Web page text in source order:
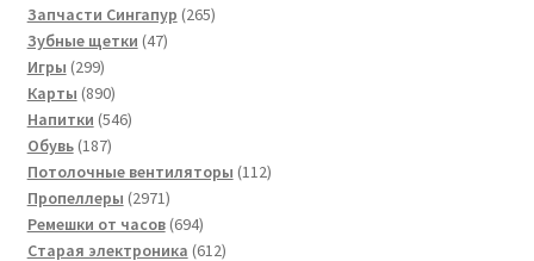
Запчасти Сингапур 265265
Зубные щетки 4747
Игры 299299
товаров
Карты 890890
товаров
Напитки 546546
Обувь 187187
товаров
Потолочные вентиляторы 112112
Пропеллеры 29712971
товар
Ремешки от часов 694694
товара
Старая электроника 612612